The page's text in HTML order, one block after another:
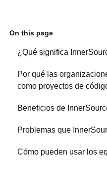
On this page
¿Qué significa
Por qué las
como proyectos de
Beneficios de
Problemas que
Cómo pueden usar los